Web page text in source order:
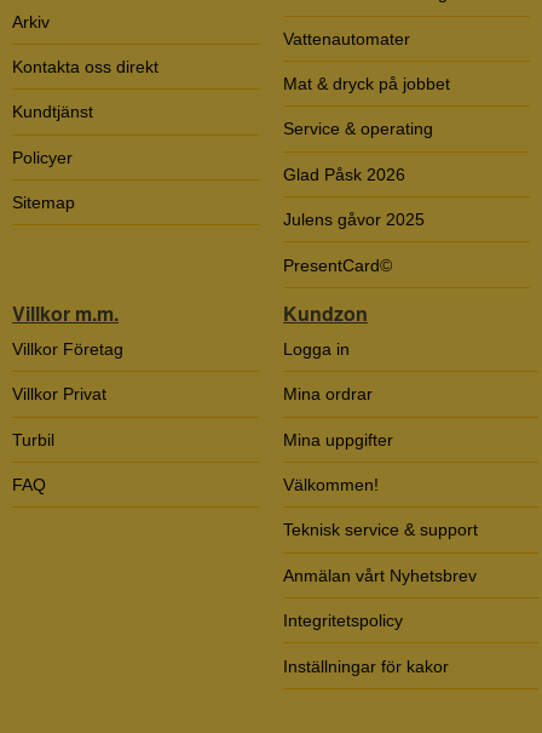
Arkiv
Kontakta oss direkt
Kundtjänst
Policyer
Sitemap
Vattenautomater
Mat & dryck på jobbet
Service & operating
Glad Påsk 2026
Julens gåvor 2025
PresentCard©
Villkor m.m.
Villkor Företag
Villkor Privat
Turbil
FAQ
Kundzon
Logga in
Mina ordrar
Mina uppgifter
Välkommen!
Teknisk service & support
Anmälan vårt Nyhetsbrev
Integritetspolicy
Inställningar för kakor